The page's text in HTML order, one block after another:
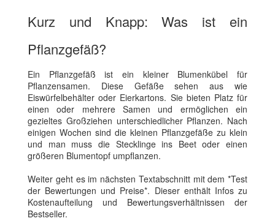
Kurz und Knapp: Was ist ein
Pflanzgefäß?
Ein Pflanzgefäß ist ein kleiner Blumenkübel für
Pflanzensamen. Diese Gefäße sehen aus wie
Eiswürfelbehälter oder Eierkartons. Sie bieten Platz für
einen oder mehrere Samen und ermöglichen ein
gezieltes Großziehen unterschiedlicher Pflanzen. Nach
einigen Wochen sind die kleinen Pflanzgefäße zu klein
und man muss die Stecklinge ins Beet oder einen
größeren Blumentopf umpflanzen.
Weiter geht es im nächsten Textabschnitt mit dem *Test
der Bewertungen und Preise*. Dieser enthält Infos zu
Kostenaufteilung und Bewertungsverhältnissen der
Bestseller.